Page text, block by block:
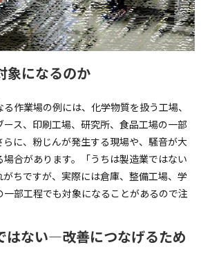
象になるのか
作業場の例には、化学物質を扱う工場、
ス、印刷工場、研究所、食品工場の一部
に、粉じんが発生する現場や、騒音が大
合があります。「うちは製造業ではない
ちですが、実際には倉庫、整備工場、学
部工程でも対象になることがあるので注
はない—改善につなげるため